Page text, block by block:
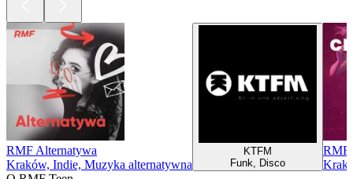
RMF Alternatywa
Kraków, Indie, Muzyka alternatywna
KTFM
Funk, Disco
RMF